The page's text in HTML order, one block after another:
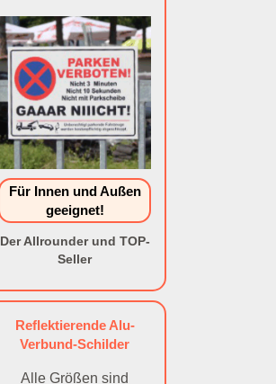
Für Innen und Außen
geeignet!
Der Allrounder und TOP-
Seller
Reflektierende Alu-
Verbund-Schilder
Alle Größen sind